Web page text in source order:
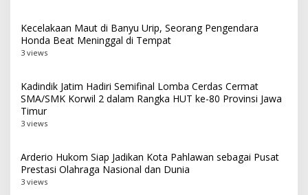
Kecelakaan Maut di Banyu Urip, Seorang Pengendara
Honda Beat Meninggal di Tempat
3 views
Kadindik Jatim Hadiri Semifinal Lomba Cerdas Cermat
SMA/SMK Korwil 2 dalam Rangka HUT ke-80 Provinsi Jawa
Timur
3 views
Arderio Hukom Siap Jadikan Kota Pahlawan sebagai Pusat
Prestasi Olahraga Nasional dan Dunia
3 views